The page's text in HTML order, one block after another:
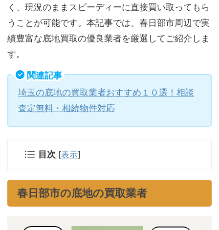
く、現況のままスピーディーに直接買い取ってもら
うことが可能です。本記事では、春日部市周辺で実
績豊富な底地買取の優良業者を厳選してご紹介しま
す。
関連記事
埼玉の底地の買取業者おすすめ１０選！相談
査定無料・相続物件対応
目次 [表示]
春日部市の底地の買取業者